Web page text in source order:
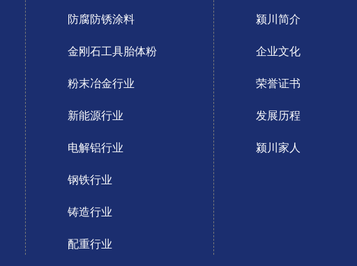
防腐防锈涂料
金刚石工具胎体粉
粉末冶金行业
新能源行业
电解铝行业
钢铁行业
铸造行业
配重行业
颍川简介
企业文化
荣誉证书
发展历程
颍川家人